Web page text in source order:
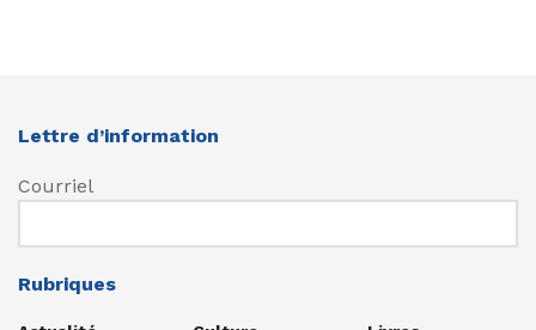
Lettre d’information
Courriel
Rubriques